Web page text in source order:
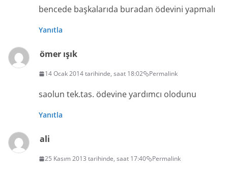
bencede başkalarıda buradan ödevini yapmalı
Yanıtla
ömer ışık
14 Ocak 2014 tarihinde, saat 18:02 Permalink
saolun tek.tas. ödevine yardımcı olodunu
Yanıtla
ali
25 Kasım 2013 tarihinde, saat 17:40 Permalink